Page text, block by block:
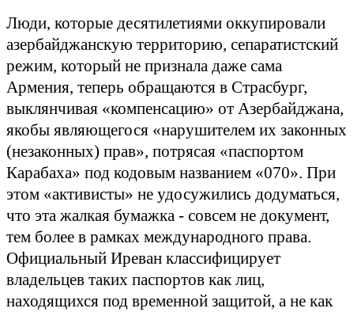
Люди, которые десятилетиями оккупировали
азербайджанскую территорию, сепаратистский
режим, который не признала даже сама
Армения, теперь обращаются в Страсбург,
выклянчивая «компенсацию» от Азербайджана,
якобы являющегося «нарушителем их законных
(незаконных) прав», потрясая «паспортом
Карабаха» под кодовым названием «070». При
этом «активисты» не удосужились додуматься,
что эта жалкая бумажка - совсем не документ,
тем более в рамках международного права.
Официальный Иреван классифицирует
владельцев таких паспортов как лиц,
находящихся под временной защитой, а не как